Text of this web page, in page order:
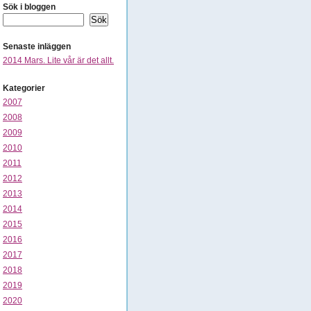
Sök i bloggen
Senaste inläggen
2014 Mars. Lite vår är det allt.
Kategorier
2007
2008
2009
2010
2011
2012
2013
2014
2015
2016
2017
2018
2019
2020